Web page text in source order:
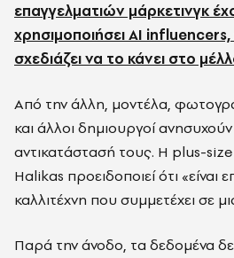
επαγγελματιών μάρκετινγκ
χρησιμοποιήσει AI
σχεδιάζει να το κάνει στο
Από την άλλη, μοντέλα,
και άλλοι δημιουργοί
αντικατάστασή τους. Η plus-
Halikas προειδοποιεί ότι «είναι
καλλιτέχνη που συμμετέχει σε
Παρά την άνοδο, τα δεδομένα